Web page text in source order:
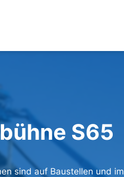
S65
sind auf Baustellen und im